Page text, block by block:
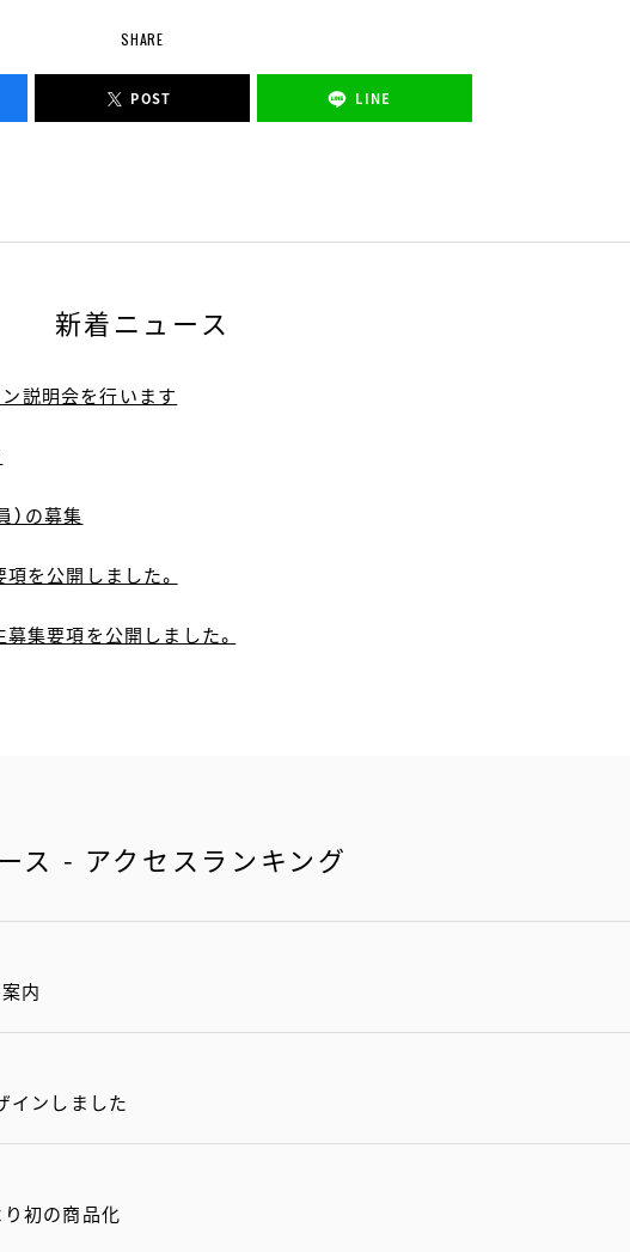
SHARE
POST LINE
新着ニュース
説明会を行います
）の募集
を公開しました。
集要項を公開しました。
ス - アクセスランキング
内
インしました
初の商品化